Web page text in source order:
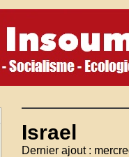
Israel
Dernier ajout :